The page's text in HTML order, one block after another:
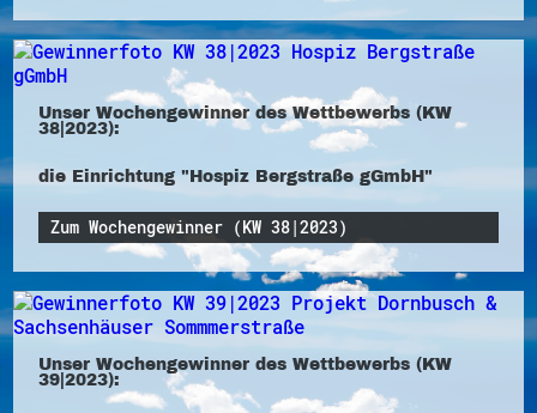
Unser Wochengewinner des Wettbewerbs (KW
38|2023):
die Einrichtung "Hospiz Bergstraße gGmbH"
Zum Wochengewinner (KW 38|2023)
Unser Wochengewinner des Wettbewerbs (KW
39|2023):